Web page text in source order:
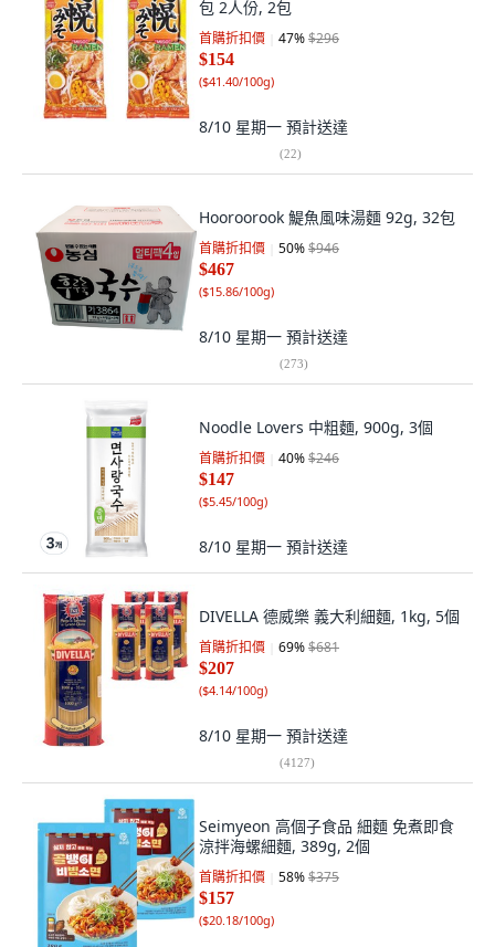
包 2人份, 2包
首購折扣價 47%$296
$154
($41.40/100g)
8/10 星期一 預計送達
(22)
Hooroorook 鯷魚風味湯麵 92g, 32包
首購折扣價 50%$946
$467
($15.86/100g)
8/10 星期一 預計送達
(273)
Noodle Lovers 中粗麵, 900g, 3個
首購折扣價 40%$246
$147
($5.45/100g)
8/10 星期一 預計送達
DIVELLA 德威樂 義大利細麵, 1kg, 5個
首購折扣價 69%$681
$207
($4.14/100g)
8/10 星期一 預計送達
(4127)
Seimyeon 高個子食品 細麵 免煮即食
涼拌海螺細麵, 389g, 2個
首購折扣價 58%$375
$157
($20.18/100g)